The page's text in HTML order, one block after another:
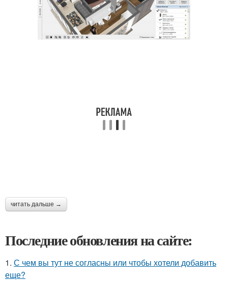
читать дальше →
Последние обновления на сайте:
1. С чем вы тут не согласны или чтобы хотели добавить
еще?